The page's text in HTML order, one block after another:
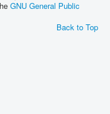
GNU General Public
Back to Top